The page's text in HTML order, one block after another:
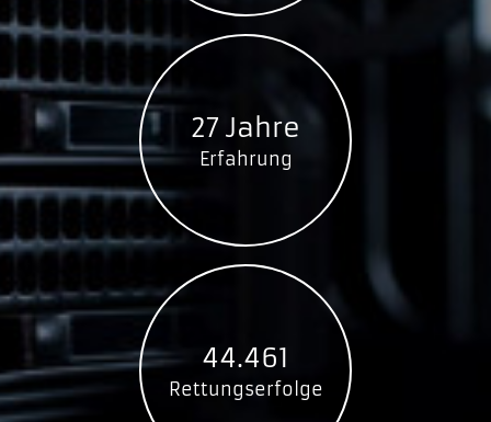
27 Jahre
Erfahrung
44.461
Rettungserfolge